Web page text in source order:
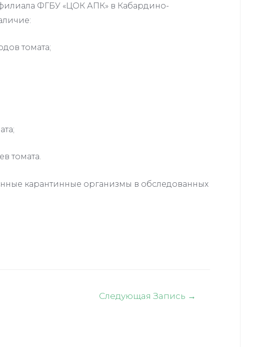
ФГБУ «ЦОК АПК» в Кабардино-
томата;
томата.
карантинные организмы в обследованных
Следующая Запись →